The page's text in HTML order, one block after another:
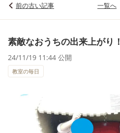
前の古い記事 一覧へ
素敵なおうちの出来上がり！
24/11/19 11:44 公開
教室の毎日